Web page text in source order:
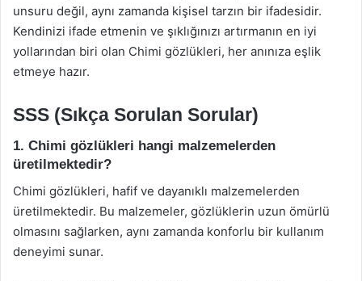
unsuru değil, aynı zamanda kişisel tarzın bir ifadesidir.
Kendinizi ifade etmenin ve şıklığınızı artırmanın en iyi
yollarından biri olan Chimi gözlükleri, her anınıza eşlik
etmeye hazır.
SSS (Sıkça Sorulan Sorular)
1. Chimi gözlükleri hangi malzemelerden
üretilmektedir?
Chimi gözlükleri, hafif ve dayanıklı malzemelerden
üretilmektedir. Bu malzemeler, gözlüklerin uzun ömürlü
olmasını sağlarken, aynı zamanda konforlu bir kullanım
deneyimi sunar.